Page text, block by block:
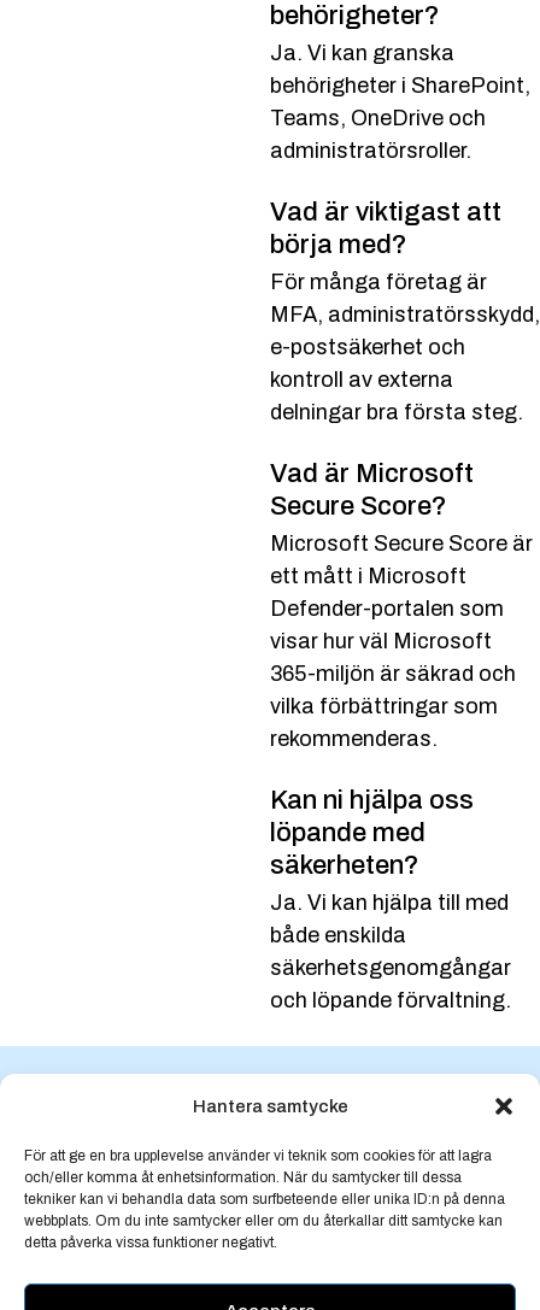
Hantera samtycke
För att ge en bra upplevelse använder vi teknik som cookies för att lagra
och/eller komma åt enhetsinformation. När du samtycker till dessa
tekniker kan vi behandla data som surfbeteende eller unika ID:n på denna
webbplats. Om du inte samtycker eller om du återkallar ditt samtycke kan
detta påverka vissa funktioner negativt.
behörigheter?
Ja. Vi kan granska
behörigheter i SharePoint,
Teams, OneDrive och
administratörsroller.
Vad är viktigast att
börja med?
För många företag är
MFA, administratörsskydd,
e-postsäkerhet och
kontroll av externa
delningar bra första steg.
Vad är Microsoft
Secure Score?
Microsoft Secure Score är
ett mått i Microsoft
Defender-portalen som
visar hur väl Microsoft
365-miljön är säkrad och
vilka förbättringar som
rekommenderas.
Kan ni hjälpa oss
löpande med
säkerheten?
Ja. Vi kan hjälpa till med
både enskilda
säkerhetsgenomgångar
och löpande förvaltning.
Microsoft 365?
Vill ni veta hur er Microsoft 365-miljö ligger till? Vi
kan göra en säkerhetsgenomgång och visa vilka